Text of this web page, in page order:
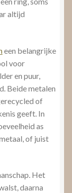
altijd
een belangrijke
voor
en puur,
Beide metalen
of
geeft. In
as
of juist
Het
daarna